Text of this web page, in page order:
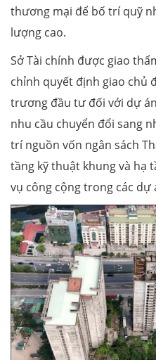
thương mại để bố trí quỹ
lượng cao.
Sở Tài chính được giao
chỉnh quyết định giao chủ
trương đầu tư đối với dự
nhu cầu chuyển đổi sang
trí nguồn vốn ngân sách
tầng kỹ thuật khung và hạ
vụ công cộng trong các dự